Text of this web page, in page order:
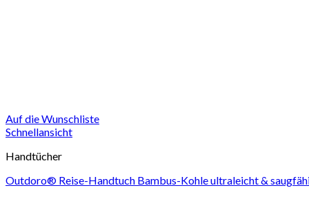
Auf die Wunschliste
Schnellansicht
Handtücher
Outdoro® Reise-Handtuch Bambus-Kohle ultraleicht &